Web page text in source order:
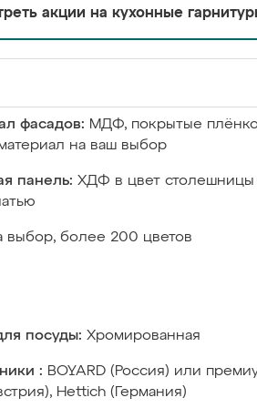
акции на кухонные
фасадов: МДФ, покрытые
на ваш выбор
панель: ХДФ в цвет столешницы
выбор, более 200 цветов
посуды: Хромированная
: BOYARD (Россия) или
Hettich (Германия)